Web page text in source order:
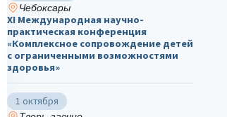
Чебоксары
ХΙ Международная научно-
практическая конференция
«Комплексное сопровождение детей
с ограниченными возможностями
здоровья»
1 октября